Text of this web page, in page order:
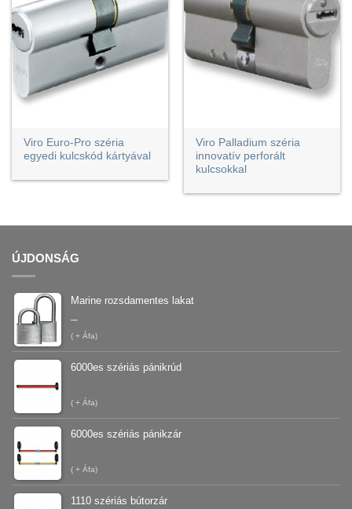
Viro Euro-Pro széria
egyedi kulcskód kártyával
Viro Palladium széria
innovatív perforált
kulcsokkal
ÚJDONSÁG
Marine rozsdamentes lakat
–
( + Áfa)
6000es szériás pánikrúd
( + Áfa)
6000es szériás pánikzár
( + Áfa)
1110 szériás bútorzár